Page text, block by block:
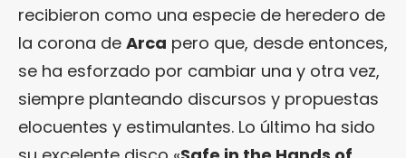
recibieron como una especie de heredero de
la corona de Arca pero que, desde entonces,
se ha esforzado por cambiar una y otra vez,
siempre planteando discursos y propuestas
elocuentes y estimulantes. Lo último ha sido